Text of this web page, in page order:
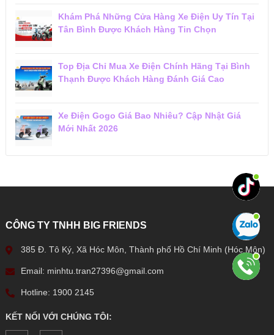
Khám Phá Những Cửa Hàng Xe Điện Uy Tín Tại
Tân Bình Được Khách Hàng Tin Chọn
Top Địa Chỉ Mua Xe Điện Chính Hãng Tại Bình
Thạnh Được Khách Hàng Đánh Giá Cao
Xe Điện Gogo Giá Bao Nhiêu? Cập Nhật Giá
Mới Nhất 2026
CÔNG TY TNHH BIG FRIENDS
385 Đ. Tô Ký, Xã Hóc Môn, Thành phố Hồ Chí Minh (Hóc Môn)
Email: minhtu.tran27396@gmail.com
Hotline: 1900 2145
KẾT NỐI VỚI CHÚNG TÔI: